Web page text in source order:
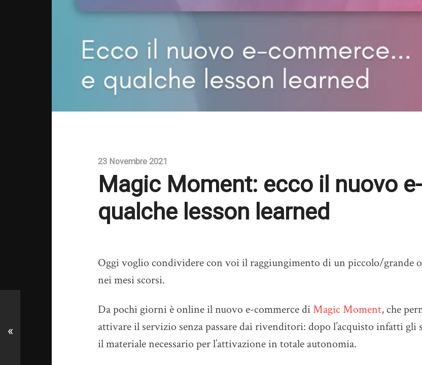
23 Novembre 2021
Magic Moment: ecco il nuovo
qualche lesson learned
Oggi voglio condividere con voi il raggiungimento di un piccolo/grande
nei mesi scorsi.
Da pochi giorni è online il nuovo e-commerce diMagic Moment, che
attivare il servizio senza passare dai rivenditori: dopo l’acquisto infatti
il materiale necessario per l’attivazione in totale autonomia.
«